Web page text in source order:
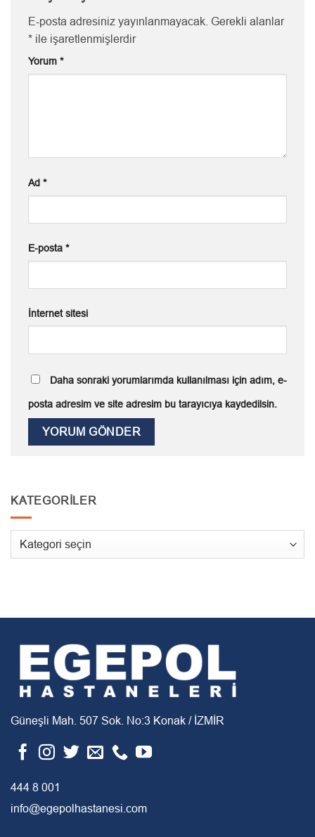
E-posta adresiniz yayınlanmayacak. Gerekli alanlar
* ile işaretlenmişlerdir
Yorum *
Ad *
E-posta *
İnternet sitesi
Daha sonraki yorumlarımda kullanılması için adım, e-
posta adresim ve site adresim bu tarayıcıya kaydedilsin.
KATEGORILER
Kategoriler
Güneşli Mah. 507 Sok. No:3 Konak / İZMİR
444 8 001
info@egepolhastanesi.com